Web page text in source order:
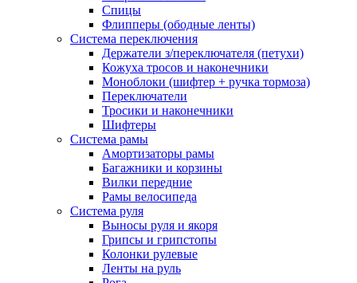
Спицы
Флипперы (ободные ленты)
Система переключения
Держатели з/переключателя (петухи)
Кожуха тросов и наконечники
Моноблоки (шифтер + ручка тормоза)
Переключатели
Тросики и наконечники
Шифтеры
Система рамы
Амортизаторы рамы
Багажники и корзины
Вилки передние
Рамы велосипеда
Система руля
Выносы руля и якоря
Грипсы и грипстопы
Колонки рулевые
Ленты на руль